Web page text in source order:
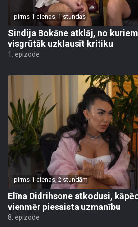
pirms 1 dienas, 1 stundas
Sindija Bokāne atklāj, no
visgrūtāk uzklausīt kritiku
1. epizode
pirms 1 dienas, 2 stundām
Elīna Didrihsone atkodusi,
vienmēr piesaista uzmanību
8. epizode